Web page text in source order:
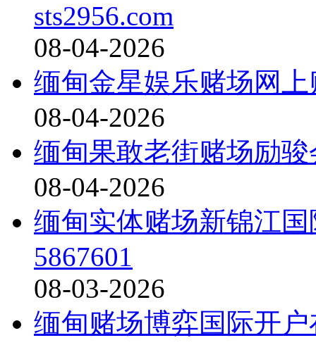
sts2956.com
08-04-2026
缅甸金星娱乐赌场网
08-04-2026
缅甸果敢老街赌场励
08-04-2026
缅甸实体赌场新锦江
5867601
08-03-2026
缅甸赌场博弈国际开户